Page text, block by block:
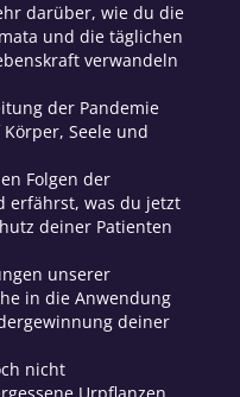
darüber, wie du die
und die täglichen
verwandeln
der Pandemie
Seele und
Folgen der
erfährst, was du jetzt
deiner Patienten
unserer
in die Anwendung
deiner
nicht